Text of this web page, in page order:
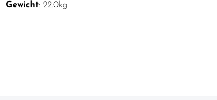
Gewicht: 22.0kg